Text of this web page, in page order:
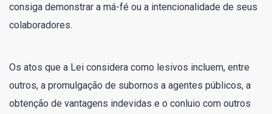
consiga demonstrar a má-fé ou a intencionalidade de seus
colaboradores.
Os atos que a Lei considera como lesivos incluem, entre
outros, a promulgação de subornos a agentes públicos, a
obtenção de vantagens indevidas e o conluio com outros